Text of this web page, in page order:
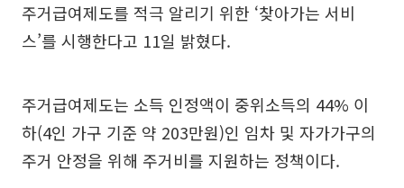
주거급여제도를 적극 알리기 위한 ‘찾아가는 서비
스’를 시행한다고 11일 밝혔다.
주거급여제도는 소득 인정액이 중위소득의 44% 이
하(4인 가구 기준 약 203만원)인 임차 및 자가가구의
주거 안정을 위해 주거비를 지원하는 정책이다.